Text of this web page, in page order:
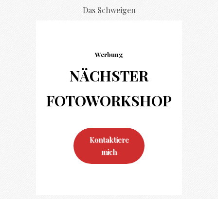
Das Schweigen
Werbung
NÄCHSTER
FOTOWORKSHOP
Kontaktiere
mich